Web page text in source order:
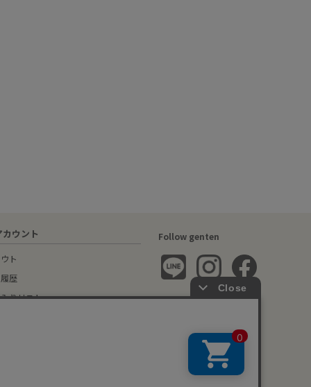
ウント
ト
歴
りリスト
Follow genten